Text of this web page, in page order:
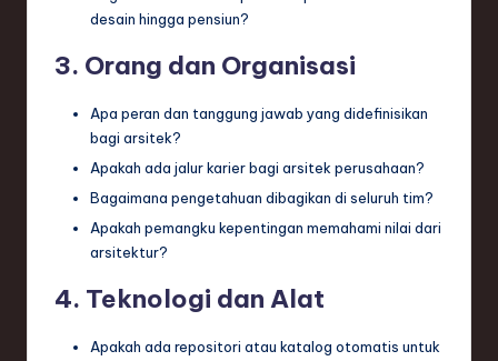
desain hingga pensiun?
3. Orang dan Organisasi
Apa peran dan tanggung jawab yang didefinisikan
bagi arsitek?
Apakah ada jalur karier bagi arsitek perusahaan?
Bagaimana pengetahuan dibagikan di seluruh tim?
Apakah pemangku kepentingan memahami nilai dari
arsitektur?
4. Teknologi dan Alat
Apakah ada repositori atau katalog otomatis untuk